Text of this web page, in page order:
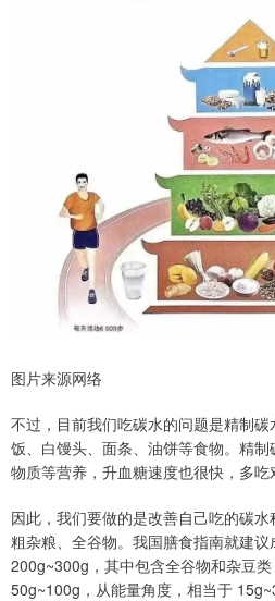
图片来源网络
不过，目前我们吃碳水的问题是精制
饭、白馒头、面条、油饼等食物。精
物质等营养，升血糖速度也很快，多吃
因此，我们要做的是改善自己吃的碳
粗杂粮、全谷物。我国膳食指南就建
200g~300g，其中包含全谷物和杂豆
50g~100g，从能量角度，相当于